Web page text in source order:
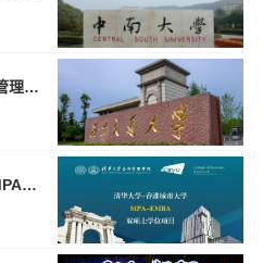
西南交通大学2024年工商管理硕士 （高级工商管理方向EMBA）招生简章
清华大学－香港城市大学MPA-EMBA双硕士学位项目 2024年招生简章 （面向内地学生）